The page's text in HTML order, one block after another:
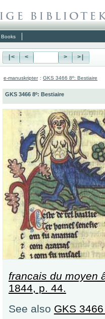
Books
|< < > >|
e-manuskripter : GKS 3466 8º: Bestiaire
GKS 3466 8º: Bestiaire
francais du moyen
1844, p. 44.
See also GKS 3466